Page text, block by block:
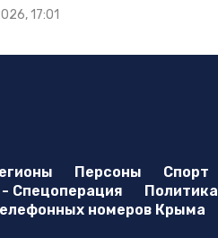
17:01
Персоны Спорт
Спецоперация Политика
номеров Крыма